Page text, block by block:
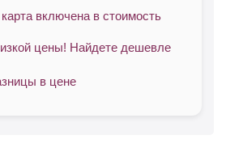
включена в стоимость
цены! Найдете дешевле
в цене